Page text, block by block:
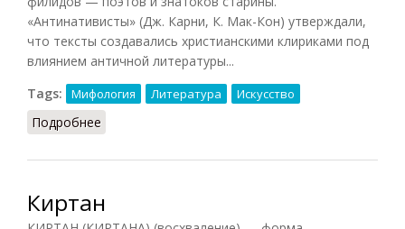
«Антинативисты» (Дж. Карни, К. Мак-Кон) утверждали,
что тексты создавались христианскими клириками под
влиянием античной литературы...
Tags:
Мифология Литература Искусство
Подробнее
Киртан